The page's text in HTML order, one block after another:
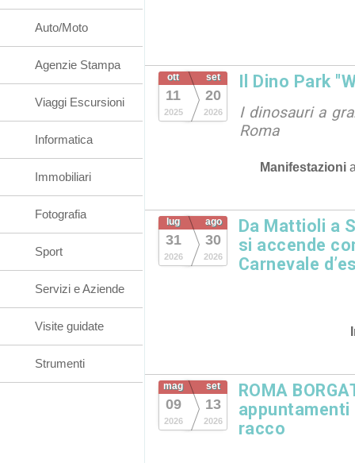
ott
11
2025
set
20
2026
Il Dino Park
I dinosauri a
Roma
Manifestazioni
lug
31
2026
ago
30
2026
Da Mattioli a
si accende
Carnevale
mag
09
2026
set
13
2026
ROMA
racco
Auto/Moto
Agenzie Stampa
Viaggi Escursioni
Informatica
Immobiliari
Fotografia
Sport
Servizi e Aziende
Visite guidate
Strumenti